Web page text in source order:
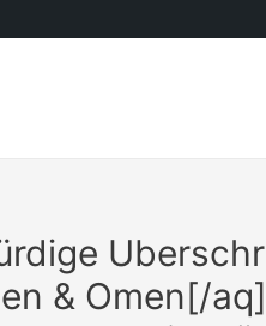
& Omen[/